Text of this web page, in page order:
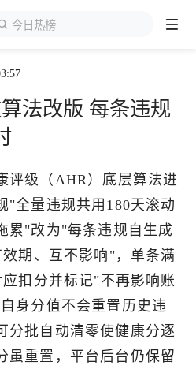
今日热榜
法改版 每条违规
评级（AHR）底层算法进
全量违规共用180天滚动
累"改为"每条违规自生成
期、互不影响"，单条满
扣分并标记"不再影响账
身分值不会重置历史违
分批自动清零使健康分逐
虽重置，平台后台仍保留